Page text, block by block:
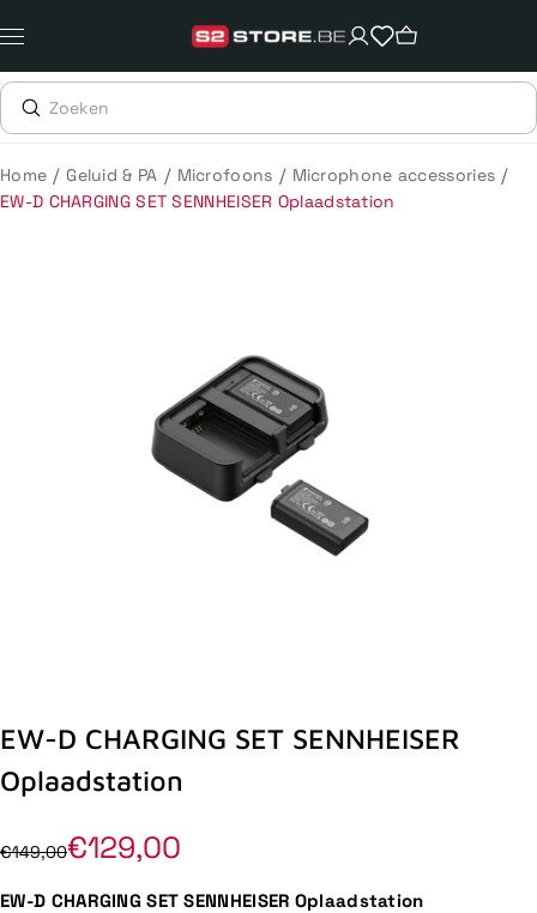
naar
content
Home / Geluid & PA / Microfoons / Microphone accessories /
EW-D CHARGING SET SENNHEISER Oplaadstation
EW-D CHARGING SET SENNHEISER
Oplaadstation
€149,00€129,00
EW-D CHARGING SET SENNHEISER Oplaadstation